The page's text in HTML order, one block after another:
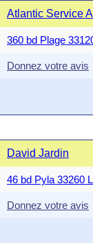
Atlantic Service
360 bd Plage
Donnez votre avis
David Jardin
46 bd Pyla 33260
Donnez votre avis